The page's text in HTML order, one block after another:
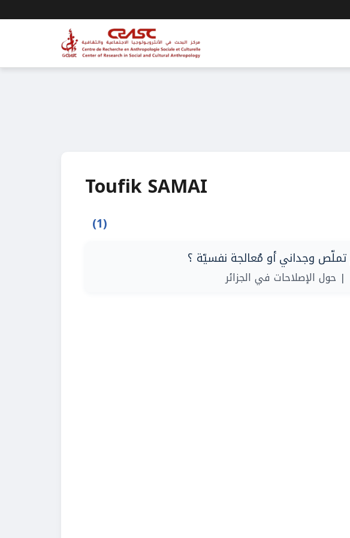
Toufik SAMAI
(1)
وجداني أو مُعالجة نفسيّة ؟
| حول الإصلاحات في الجزائر